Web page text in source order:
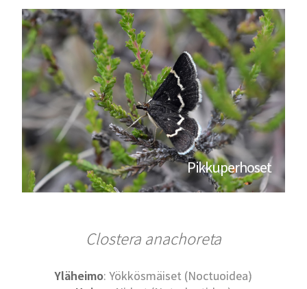
Pikkuperhoset
Clostera anachoreta
Yläheimo: Yökkösmäiset (Noctuoidea)